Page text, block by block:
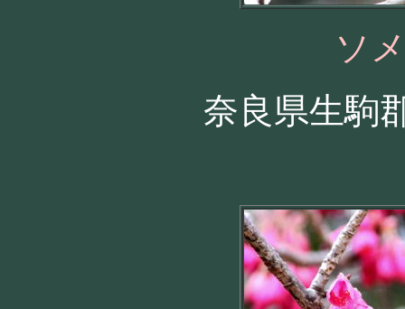
ソ
奈良県生駒